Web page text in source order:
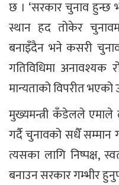
छ । ‘सरकार चुनाव हुन्छ
स्थान हद तोकेर
बनाइँदैन भने कसरी
गतिविधिमा अनावश्यक
मान्यताको विपरीत भएको
मुख्यमन्त्री कँडेलले एमाले
गर्दै चुनावको सधैँ सम्मान
त्यसका लागि निष्पक्ष,
बनाउन सरकार गम्भीर